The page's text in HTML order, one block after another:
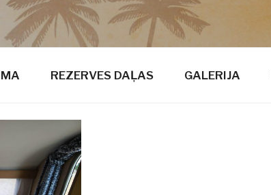
REZERVES DAĻAS GALERIJA